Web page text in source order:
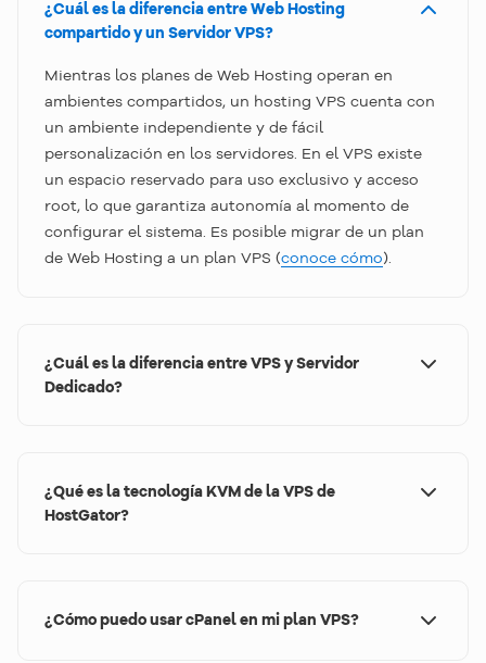
¿Cuál es la diferencia entre Web Hosting
compartido y un Servidor VPS?
Mientras los planes de Web Hosting operan en
ambientes compartidos, un hosting VPS cuenta con
un ambiente independiente y de fácil
personalización en los servidores. En el VPS existe
un espacio reservado para uso exclusivo y acceso
root, lo que garantiza autonomía al momento de
configurar el sistema. Es posible migrar de un plan
de Web Hosting a un plan VPS (conoce cómo).
¿Cuál es la diferencia entre VPS y Servidor
Dedicado?
servidor dedicado
no utiliza la técnica de
virtualización, sino que opera directamente en
VPS, debido a que se trata de un ambiente más
¿Qué es la tecnología KVM de la VPS de
HostGator?
que transforma un único servidor físico en entornos
virtuales totalmente independientes y aislados. Esto
¿Cómo puedo usar cPanel en mi plan VPS?